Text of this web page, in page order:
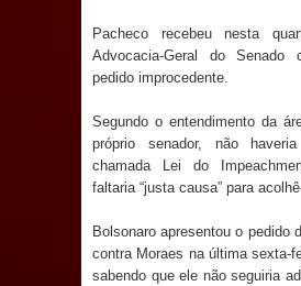
Anjos
O verdadeiro oxigênio
Democrático de
jurídico brasileiro,
Pacheco recebeu nesta
Advocacia-Geral do Senado
pedido improcedente.
Segundo o entendimento da
próprio senador, não
chamada Lei do
faltaria “justa causa” para
Bolsonaro apresentou o pedido
contra Moraes na última sexta-
sabendo que ele não seguiria